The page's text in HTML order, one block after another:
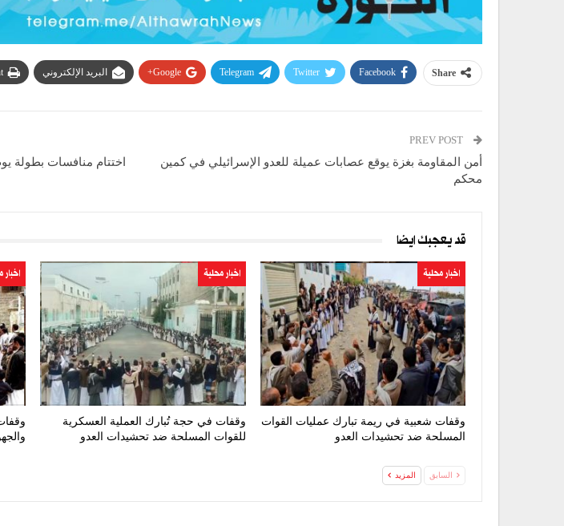
Share
Facebook
Twitter
Telegram
Google+ البريد الإلكتروني
أمن المقاومة بغزة يوقع عصابات عميلة للعدو الإسرائيلي في كمين
محكم
اختتام منافسات بطولة
قد يعجبك ايضا
اخبار محلية
وقفات شعبية في ريمة تبارك عمليات القوات
المسلحة ضد تحشيدات العدو
اخبار محلية
وقفات في حجة تُبارك العملية العسكرية
للقوات المسلحة ضد تحشيدات العدو
السابق المزيد